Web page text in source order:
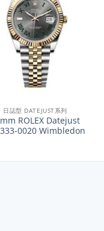
日誌型 DATEJUST系列
ROLEX Datejust
0020 Wimbledon